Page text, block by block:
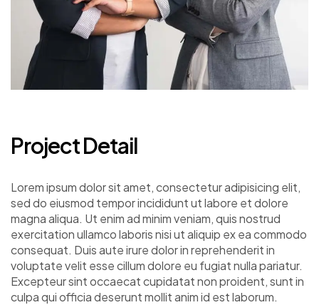
Project Detail
Lorem ipsum dolor sit amet, consectetur adipisicing elit,
sed do eiusmod tempor incididunt ut labore et dolore
magna aliqua. Ut enim ad minim veniam, quis nostrud
exercitation ullamco laboris nisi ut aliquip ex ea commodo
consequat. Duis aute irure dolor in reprehenderit in
voluptate velit esse cillum dolore eu fugiat nulla pariatur.
Excepteur sint occaecat cupidatat non proident, sunt in
culpa qui officia deserunt mollit anim id est laborum.